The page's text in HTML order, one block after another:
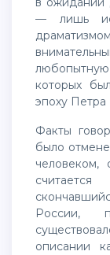
— лишь
которых
эпоху Петра
Факты говорят сами за себя. Звание боярина
было
человеком,
России,
описании